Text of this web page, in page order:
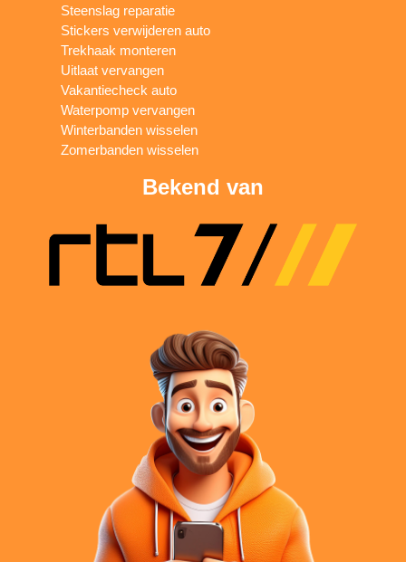
Steenslag reparatie
Stickers verwijderen auto
Trekhaak monteren
Uitlaat vervangen
Vakantiecheck auto
Waterpomp vervangen
Winterbanden wisselen
Zomerbanden wisselen
Bekend van